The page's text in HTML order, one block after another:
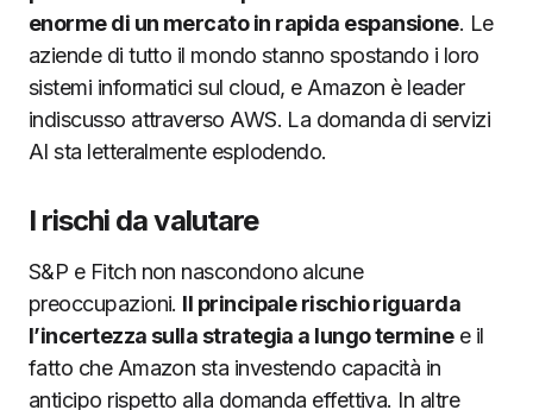
enorme di un mercato in rapida espansione. Le
aziende di tutto il mondo stanno spostando i loro
sistemi informatici sul cloud, e Amazon è leader
indiscusso attraverso AWS. La domanda di servizi
AI sta letteralmente esplodendo.
I rischi da valutare
S&P e Fitch non nascondono alcune
preoccupazioni. Il principale rischio riguarda
l’incertezza sulla strategia a lungo terminee il
fatto che Amazon sta investendo capacità in
anticipo rispetto alla domanda effettiva. In altre